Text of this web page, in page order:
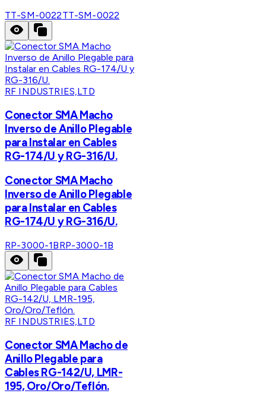
TT-SM-0022TT-SM-0022
RF INDUSTRIES,LTD
Conector SMA Macho
Inverso de Anillo Plegable
para Instalar en Cables
RG-174/U y RG-316/U.
Conector SMA Macho
Inverso de Anillo Plegable
para Instalar en Cables
RG-174/U y RG-316/U.
RP-3000-1BRP-3000-1B
RF INDUSTRIES,LTD
Conector SMA Macho de
Anillo Plegable para
Cables RG-142/U, LMR-
195, Oro/Oro/Teflón.